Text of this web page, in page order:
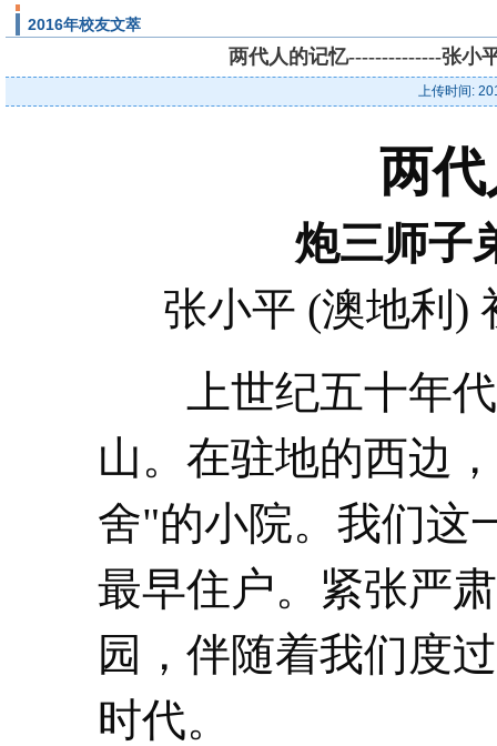
2016年校友文萃
两代人的记忆--------------张小
上传时间:
两
炮三师子
张小平 (澳地利)
上世纪五十年代
山。在驻地的西边
舍"的小院。我们这
最早住户。紧张严
园，伴随着我们度
时代。